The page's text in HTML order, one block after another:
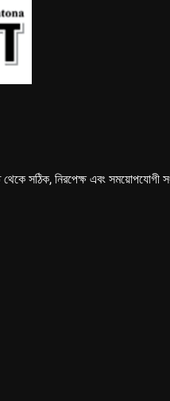
সঠিক, নিরপেক্ষ এবং সময়োপযোগী